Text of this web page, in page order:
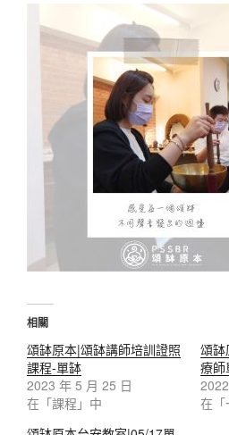
相關
頌缽原本|頌缽講師培訓證照
課程-單缽
2023 年 5 月 25 日
在「課程」中
頌缽
療師
在「